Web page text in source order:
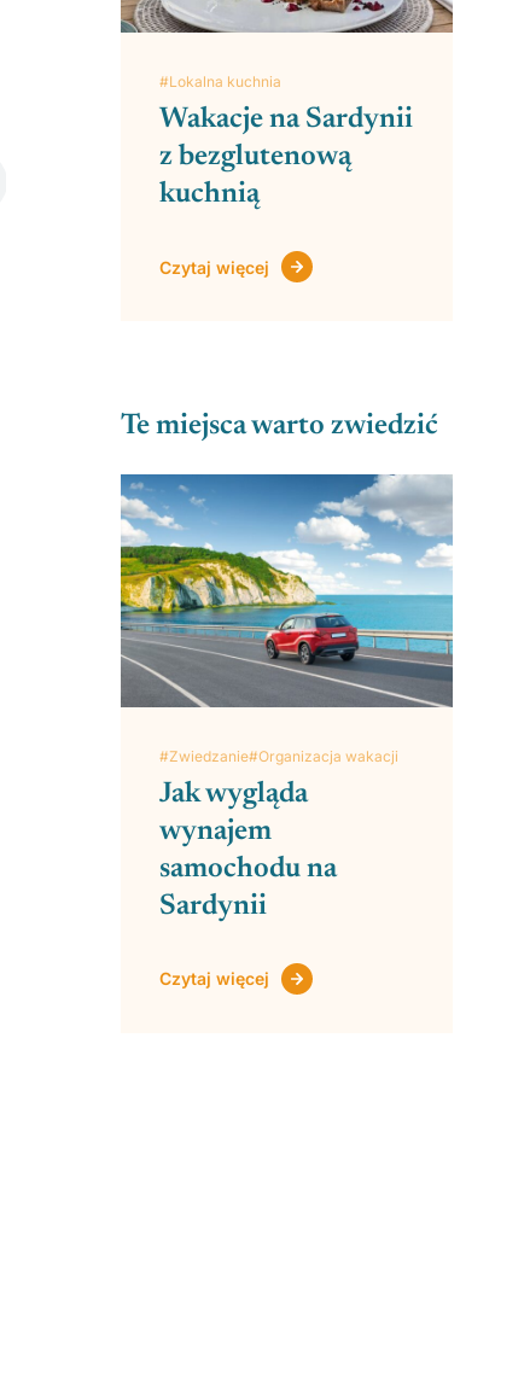
#Lokalna kuchnia
Wakacje na Sardynii
z bezglutenową
kuchnią
Czytaj więcej
Te miejsca warto zwiedzić
#Zwiedzanie#Organizacja wakacji
Jak wygląda
wynajem
samochodu na
Sardynii
Czytaj więcej